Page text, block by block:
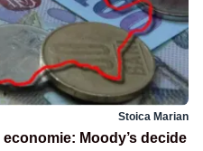
Stoica Marian
Moody’s decide